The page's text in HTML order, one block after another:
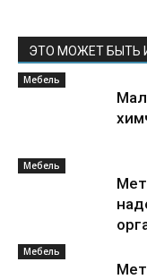
ЭТО МОЖЕТ БЫТЬ
Мебель
Мебель
Мебель